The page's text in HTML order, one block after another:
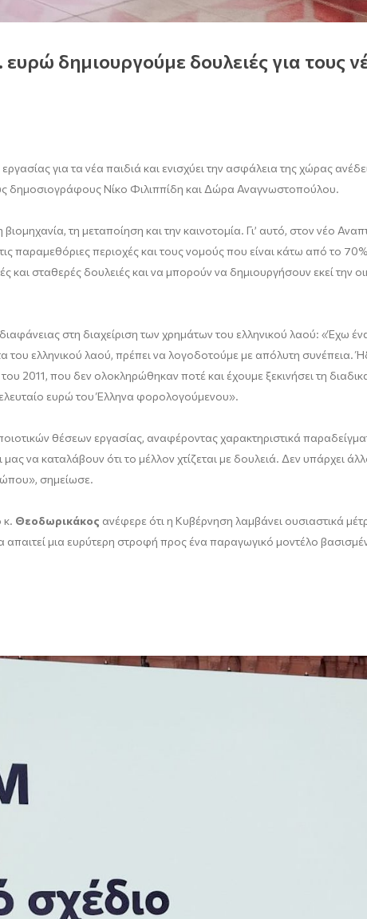
δημιουργούμε δουλειές για τους
για τα νέα παιδιά και ενισχύει την ασφάλεια της χώρας
δημοσιογράφους Νίκο Φιλιππίδη και Δώρα Αναγνωστοπούλου.
τη μεταποίηση και την καινοτομία. Γι’ αυτό, στον νέο
παραμεθόριες περιοχές και τους νομούς που είναι κάτω από το
και σταθερές δουλειές και να μπορούν να δημιουργήσουν εκεί την
στη διαχείριση των χρημάτων του ελληνικού λαού: «Έχω
του ελληνικού λαού, πρέπει να λογοδοτούμε με απόλυτη
2011, που δεν ολοκληρώθηκαν ποτέ και έχουμε ξεκινήσει τη
ευρώ του Έλληνα φορολογούμενου».
θέσεων εργασίας, αναφέροντας χαρακτηριστικά
να καταλάβουν ότι το μέλλον χτίζεται με δουλειά. Δεν υπάρχει
σημείωσε.
κ. Θεοδωρικάκος ανέφερε ότι η Κυβέρνηση λαμβάνει ουσιαστικά
μια ευρύτερη στροφή προς ένα παραγωγικό μοντέλο